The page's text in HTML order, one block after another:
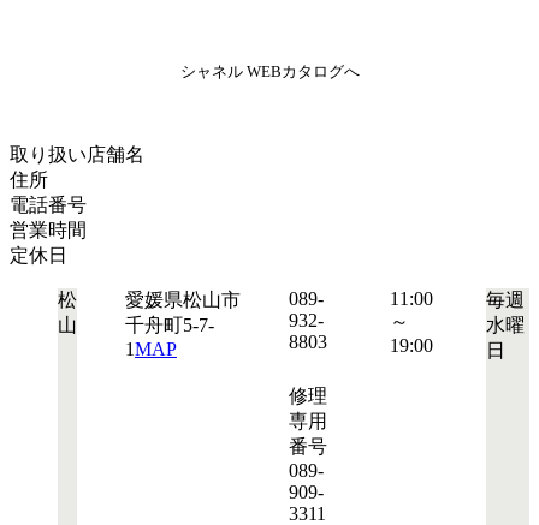
シャネル WEBカタログへ
取り扱い店舗名
住所
電話番号
営業時間
定休日
松
山
愛媛県松山市
千舟町5-7-
1MAP
089-
932-
8803
修理
専用
番号
089-
909-
3311
11:00
～
19:00
毎週
水曜
日